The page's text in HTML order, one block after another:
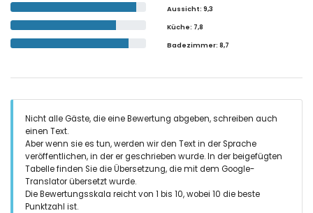
Aussicht: 9,3
Küche: 7,8
Badezimmer: 8,7
Nicht alle Gäste, die eine Bewertung abgeben, schreiben auch
einen Text.
Aber wenn sie es tun, werden wir den Text in der Sprache
veröffentlichen, in der er geschrieben wurde. In der beigefügten
Tabelle finden Sie die Übersetzung, die mit dem Google-
Translator übersetzt wurde.
Die Bewertungsskala reicht von 1 bis 10, wobei 10 die beste
Punktzahl ist.